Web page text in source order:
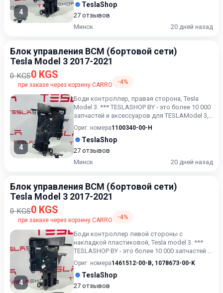
4
TeslaShop
27 отзывов
Минск
20 дней назад
Блок управления BCM (бортовой сети)
Tesla Model 3 2017-2021
0 KGS0 KGS
при заказе через корзину CARRO -4%
4
Боди контроллер, правая сторона, Tesla
Model 3. *** TESLASHOP BY - это более 10 000
запчастей и аксессуаров для TESLAModel 3,
Model X, Model...
Ориг. номера1100340-00-H
TeslaShop
27 отзывов
Минск
20 дней назад
Блок управления BCM (бортовой сети)
Tesla Model 3 2017-2021
0 KGS0 KGS
при заказе через корзину CARRO -4%
4
Боди контроллер левой стороны с
накладкой пластиковой, Tesla model 3. ***
TESLASHOP BY - это более 10 000 запчастей и
аксессуаров для TESLAM...
Ориг. номера1461512-00-B, 1078673-00-K
TeslaShop
27 отзывов